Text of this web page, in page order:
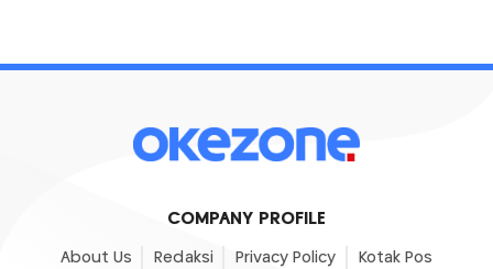
COMPANY PROFILE
About Us Redaksi Privacy Policy Kotak Pos